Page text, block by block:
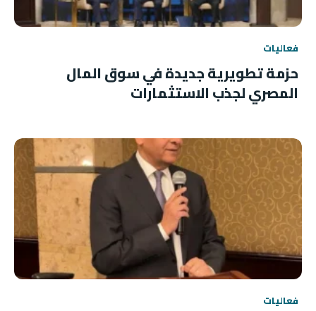
فعاليات
حزمة تطويرية جديدة في سوق المال
المصري لجذب الاستثمارات
فعاليات